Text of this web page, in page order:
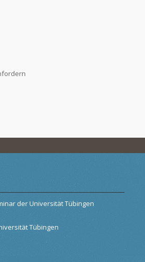
der Universität Tübingen
Tübingen